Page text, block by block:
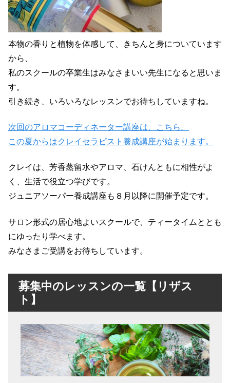
本物の香りと植物を体感して、きちんと身についています
から、
私のスクールの卒業生はみなさまいい先生になると思いま
す。
引き続き、いろいろなレッスンでお待ちしていますね。
次回のアロマコーディネーター講座は、こちら。
この夏からはクレイセラピスト養成講座が始まります。
クレイは、芳香蒸留水やアロマ、石けんともに相性がよ
く、生活で役立つ学びです。
ジュニアソーパー養成講座も８月以降に開催予定です。
サロン形式の居心地よいスクールで、ティータイムととも
にゆったり学べます。
みなさまご受講をお待ちしています。
募集中のレッスンの一覧【リザス
ト】